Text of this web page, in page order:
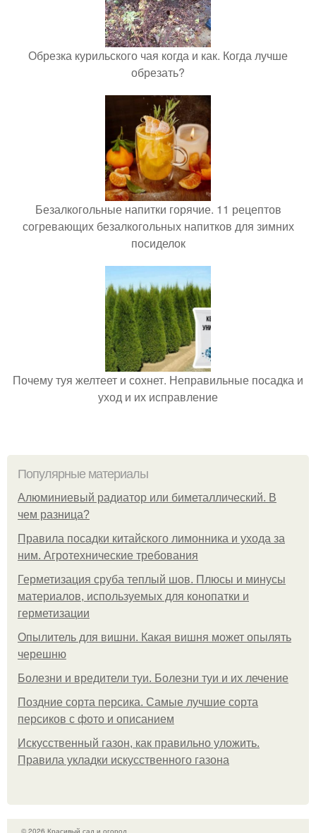
Обрезка курильского чая когда и как. Когда лучше
обрезать?
Безалкогольные напитки горячие. 11 рецептов
согревающих безалкогольных напитков для зимних
посиделок
Почему туя желтеет и сохнет. Неправильные посадка и
уход и их исправление
Популярные материалы
Алюминиевый радиатор или биметаллический. В
чем разница?
Правила посадки китайского лимонника и ухода за
ним. Агротехнические требования
Герметизация сруба теплый шов. Плюсы и минусы
материалов, используемых для конопатки и
герметизации
Опылитель для вишни. Какая вишня может опылять
черешню
Болезни и вредители туи. Болезни туи и их лечение
Поздние сорта персика. Самые лучшие сорта
персиков с фото и описанием
Искусственный газон, как правильно уложить.
Правила укладки искусственного газона
© 2026 Красивый сад и огород